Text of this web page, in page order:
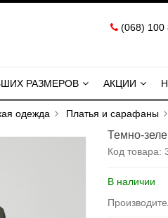
(068) 100
РАЗМЕРОВ АКЦИИ
одежда Платья и сарафаны
Темно-
Код товара:
В наличии